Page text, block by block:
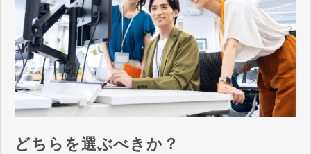
どちらを選ぶべきか？